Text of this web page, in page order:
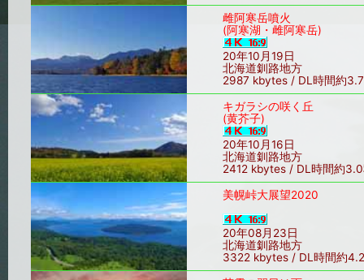
雌阿寒岳噴火
(阿寒湖・雌阿寒岳)
20年10月19日
北海道釧路地方
2987 kbytes / DL時間約
キガラシの咲く丘
(黄芥子)
20年10月16日
北海道釧路地方
2412 kbytes / DL時間約
美幌峠大展望2020
20年08月23日
北海道釧路地方
3322 kbytes / DL時間約